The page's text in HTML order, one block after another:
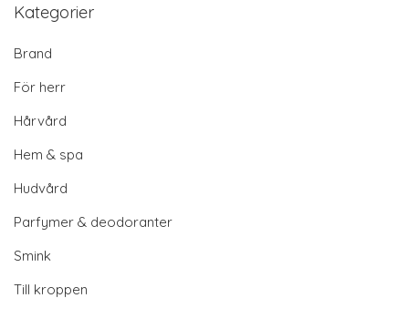
Kategorier
Brand
För herr
Hårvård
Hem & spa
Hudvård
Parfymer & deodoranter
Smink
Till kroppen